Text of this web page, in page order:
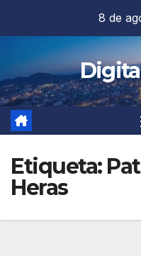
contenido
8 de
Etiqueta:
Heras